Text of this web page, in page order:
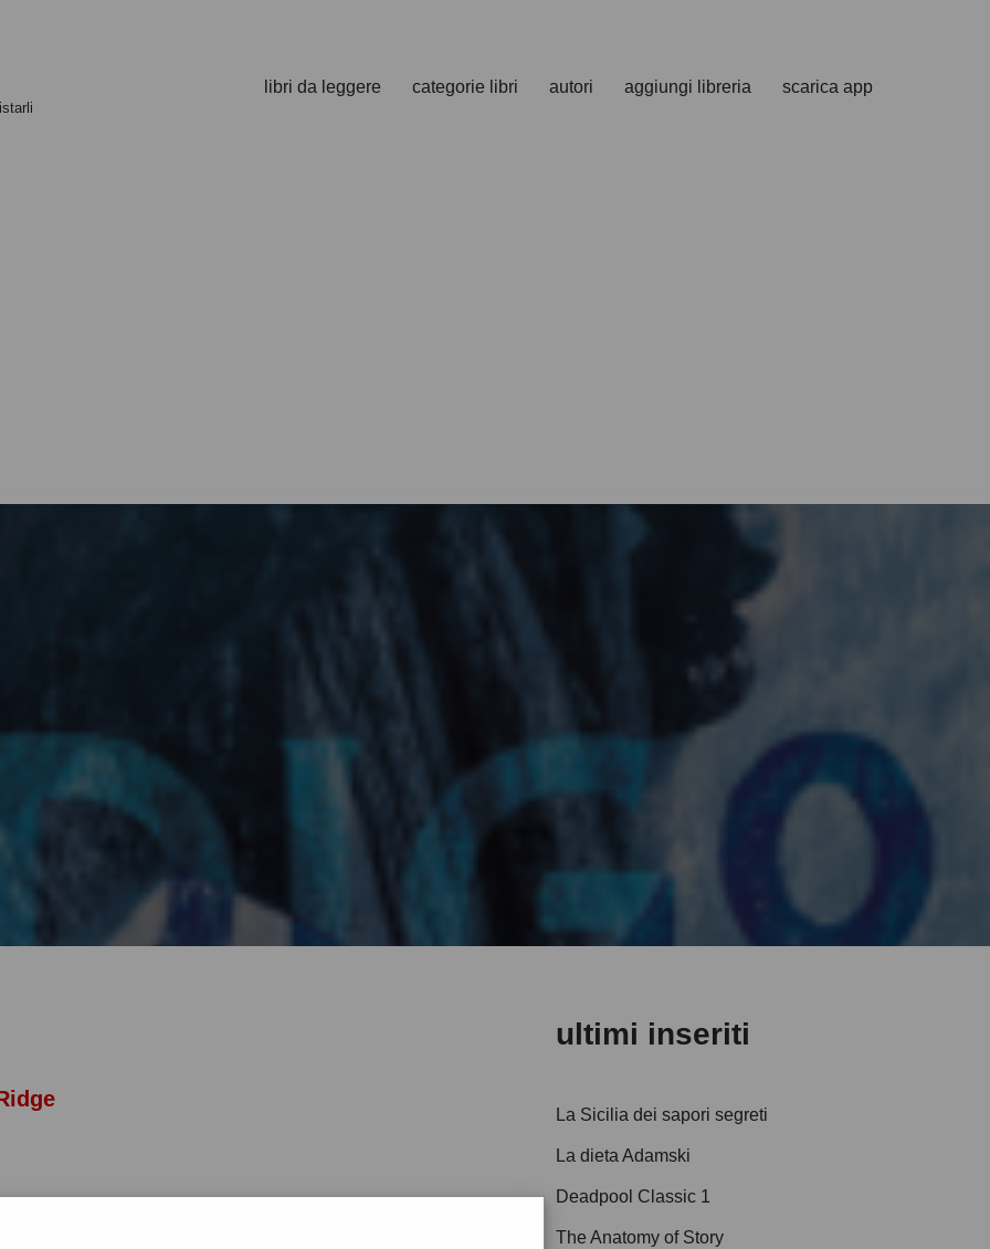
libri da leggere categorie libri autori aggiungi libreria scarica app
Perry
ultimi inseriti
La Sicilia dei sapori segreti
La dieta Adamski
Deadpool Classic 1
The Anatomy of Story